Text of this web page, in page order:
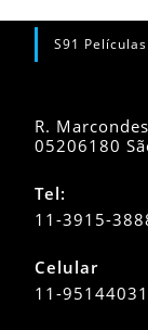
S91
R.
05206180
Tel:
11-3915-
Celular
11-